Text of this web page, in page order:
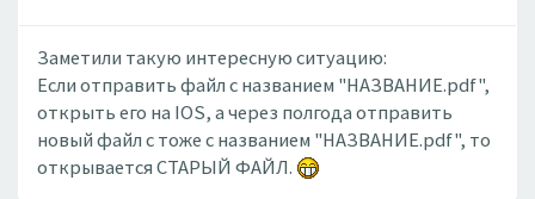
Заметили такую интересную ситуацию:
Если отправить файл с названием "НАЗВАНИЕ.pdf",
открыть его на IOS, а через полгода отправить
новый файл с тоже с названием "НАЗВАНИЕ.pdf", то
открывается СТАРЫЙ ФАЙЛ.